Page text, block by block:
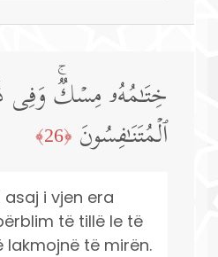
خِتَـٰمُهُۥ مِسۡكࣱۚ وَفِی
ٱلۡمُتَنَـٰفِسُونَ ﴿26﴾
asaj i vjen era
të tillë le të
të mirën.